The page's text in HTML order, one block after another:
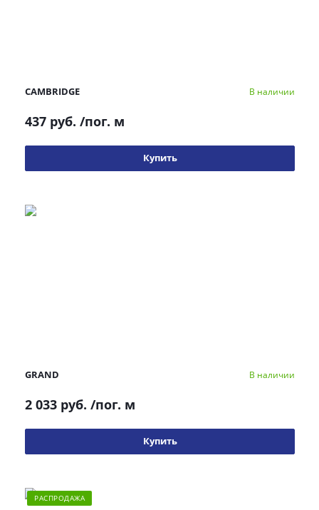
CAMBRIDGE В наличии
437 руб. /пог. м
Купить
GRAND В наличии
2 033 руб. /пог. м
Купить
РАСПРОДАЖА